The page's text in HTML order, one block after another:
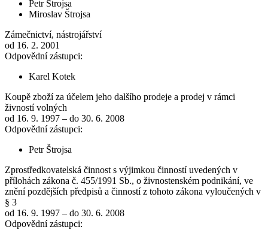
Petr Štrojsa
Miroslav Štrojsa
Zámečnictví, nástrojářství
od 16. 2. 2001
Odpovědní zástupci:
Karel Kotek
Koupě zboží za účelem jeho dalšího prodeje a prodej v rámci
živností volných
od 16. 9. 1997 – do 30. 6. 2008
Odpovědní zástupci:
Petr Štrojsa
Zprostředkovatelská činnost s výjimkou činností uvedených v
přílohách zákona č. 455/1991 Sb., o živnostenském podnikání, ve
znění pozdějších předpisů a činností z tohoto zákona vyloučených v
§ 3
od 16. 9. 1997 – do 30. 6. 2008
Odpovědní zástupci: